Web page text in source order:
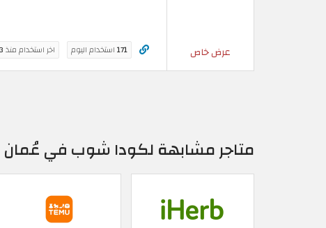
عرض خاص 171استخدام اليوم اخر استخدام منذ3 ساعة
متاجر مشابهة لكودا شوب في عُمان